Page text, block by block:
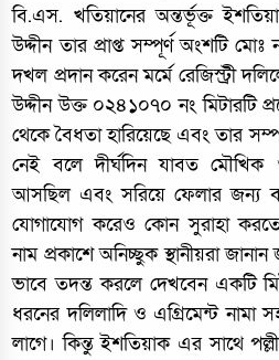
বি.এস. খতিয়ানের অন্তর্ভূক্ত
উদ্দীন তার প্রাপ্ত সম্পূর্ণ অংশটি মোঃ
দখল প্রদান করেন মর্মে রেজিস্ট্রী
উদ্দীন উক্ত ০২৪১০৭০ নং মিটারটি
থেকে বৈধতা হারিয়েছে এবং তার
নেই বলে দীর্ঘদিন যাবত
আসছিল এবং সরিয়ে ফেলার জন্য
যোগাযোগ করেও কোন সুরাহা
নাম প্রকাশে অনিচ্ছুক স্থানীয়রা
ভাবে তদন্ত করলে দেখবেন একটি
ধরনের দলিলাদি ও এগ্রিমেন্ট
লাগে। কিন্তু ইশতিয়াক এর সাথে